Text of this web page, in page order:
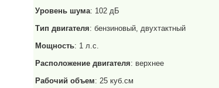
Уровень шума: 102 дБ
Тип двигателя: бензиновый, двухтактный
Мощность: 1 л.с.
Расположение двигателя: верхнее
Рабочий объем: 25 куб.см